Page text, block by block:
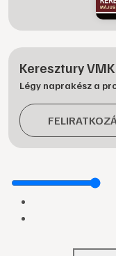
Keresztury
Légy naprakész a